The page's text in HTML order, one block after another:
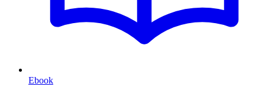
Ebook